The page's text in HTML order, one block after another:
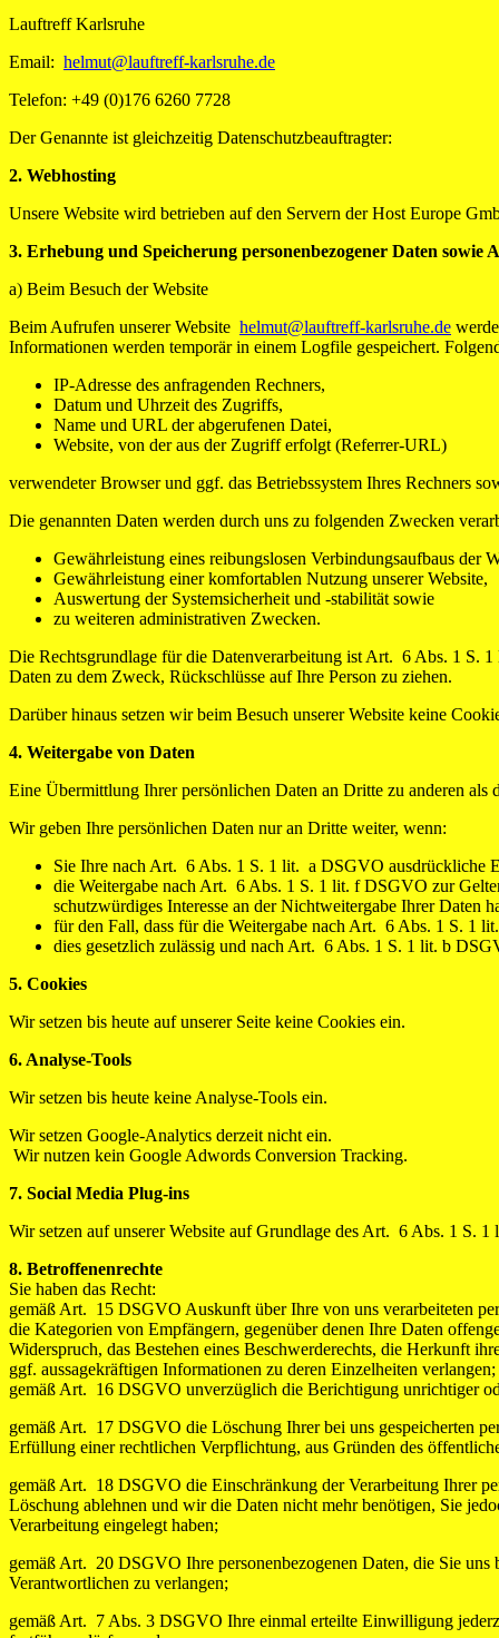
Lauftreff Karlsruhe
Email: helmut@lauftreff-karlsruhe.de
Telefon: +49 (0)176 6260 7728
Der Genannte ist gleichzeitig Datenschutzbeauftragter:
2. Webhosting
Unsere Website wird betrieben auf den Servern der Host Europe
3. Erhebung und Speicherung personenbezogener Daten
a) Beim Besuch der Website
Beim Aufrufen unserer Website helmut@lauftreff-karlsruhe.de
Informationen werden temporär in einem Logfile gespeichert.
IP-Adresse des anfragenden Rechners,
Datum und Uhrzeit des Zugriffs,
Name und URL der abgerufenen Datei,
Website, von der aus der Zugriff erfolgt (Referrer-URL)
verwendeter Browser und ggf. das Betriebssystem Ihres Rechners
Die genannten Daten werden durch uns zu folgenden Zwecken
Gewährleistung eines reibungslosen Verbindungsaufbaus der
Gewährleistung einer komfortablen Nutzung unserer Website,
Auswertung der Systemsicherheit und -stabilität sowie
zu weiteren administrativen Zwecken.
Die Rechtsgrundlage für die Datenverarbeitung ist Art. 6 Abs. 1 S.
Daten zu dem Zweck, Rückschlüsse auf Ihre Person zu ziehen.
Darüber hinaus setzen wir beim Besuch unserer Website keine
4. Weitergabe von Daten
Eine Übermittlung Ihrer persönlichen Daten an Dritte zu anderen
Wir geben Ihre persönlichen Daten nur an Dritte weiter, wenn:
Sie Ihre nach Art. 6 Abs. 1 S. 1 lit. a DSGVO ausdrückliche
die Weitergabe nach Art. 6 Abs. 1 S. 1 lit. f DSGVO zur
schutzwürdiges Interesse an der Nichtweitergabe Ihrer Daten
für den Fall, dass für die Weitergabe nach Art. 6 Abs. 1 S. 1
dies gesetzlich zulässig und nach Art. 6 Abs. 1 S. 1 lit. b
5. Cookies
Wir setzen bis heute auf unserer Seite keine Cookies ein.
6. Analyse-Tools
Wir setzen bis heute keine Analyse-Tools ein.
Wir setzen Google-Analytics derzeit nicht ein.
Wir nutzen kein Google Adwords Conversion Tracking.
7. Social Media Plug-ins
Wir setzen auf unserer Website auf Grundlage des Art. 6 Abs. 1 S.
8. Betroffenenrechte
Sie haben das Recht:
gemäß Art. 15 DSGVO Auskunft über Ihre von uns verarbeiteten
die Kategorien von Empfängern, gegenüber denen Ihre Daten
Widerspruch, das Bestehen eines Beschwerderechts, die Herkunft
ggf. aussagekräftigen Informationen zu deren Einzelheiten verlangen;
gemäß Art. 16 DSGVO unverzüglich die Berichtigung unrichtiger
gemäß Art. 17 DSGVO die Löschung Ihrer bei uns gespeicherten
Erfüllung einer rechtlichen Verpflichtung, aus Gründen des
gemäß Art. 18 DSGVO die Einschränkung der Verarbeitung Ihrer
Löschung ablehnen und wir die Daten nicht mehr benötigen, Sie
Verarbeitung eingelegt haben;
gemäß Art. 20 DSGVO Ihre personenbezogenen Daten, die Sie uns
Verantwortlichen zu verlangen;
gemäß Art. 7 Abs. 3 DSGVO Ihre einmal erteilte Einwilligung